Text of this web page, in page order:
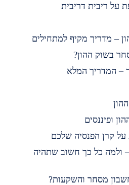
דריבית
מקיף למתחילים
ההון?
המלא
שלכם
כך חשוב שתהיה
והשקעות?